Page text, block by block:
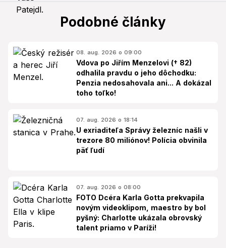
Podobné články
08. aug. 2026 o 09:00
Vdova po Jiřím Menzelovi († 82)
odhalila pravdu o jeho dôchodku:
Penzia nedosahovala ani... A dokázal
toho toľko!
07. aug. 2026 o 18:14
U exriaditeľa Správy železníc našli v
trezore 80 miliónov! Polícia obvinila
päť ľudí
07. aug. 2026 o 08:00
FOTO Dcéra Karla Gotta prekvapila
novým videoklipom, maestro by bol
pyšný: Charlotte ukázala obrovský
talent priamo v Paríži!